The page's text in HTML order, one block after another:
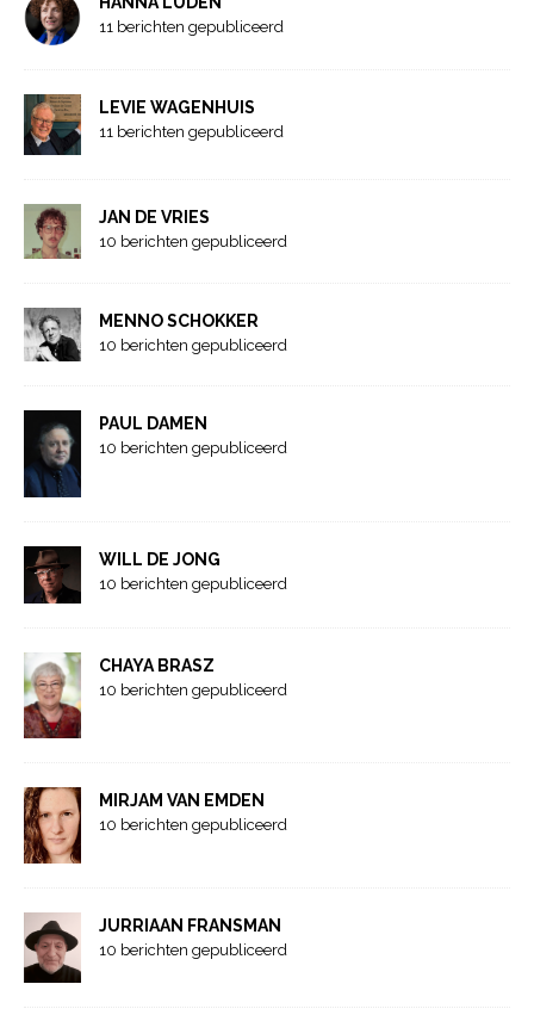
11 berichten gepubliceerd
LEVIE WAGENHUIS
11 berichten gepubliceerd
JAN DE VRIES
10 berichten gepubliceerd
MENNO SCHOKKER
10 berichten gepubliceerd
PAUL DAMEN
10 berichten gepubliceerd
WILL DE JONG
10 berichten gepubliceerd
CHAYA BRASZ
10 berichten gepubliceerd
MIRJAM VAN EMDEN
10 berichten gepubliceerd
JURRIAAN FRANSMAN
10 berichten gepubliceerd